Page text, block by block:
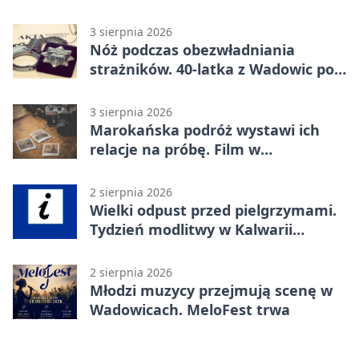
3 sierpnia 2026
Nóż podczas obezwładniania
strażników. 40-latka z Wadowic pod
3 sierpnia 2026
Marokańska podróż wystawi ich
relacje na próbę. Film w
2 sierpnia 2026
Wielki odpust przed pielgrzymami.
Tydzień modlitwy w Kalwarii
2 sierpnia 2026
Młodzi muzycy przejmują scenę w
Wadowicach. MeloFest trwa